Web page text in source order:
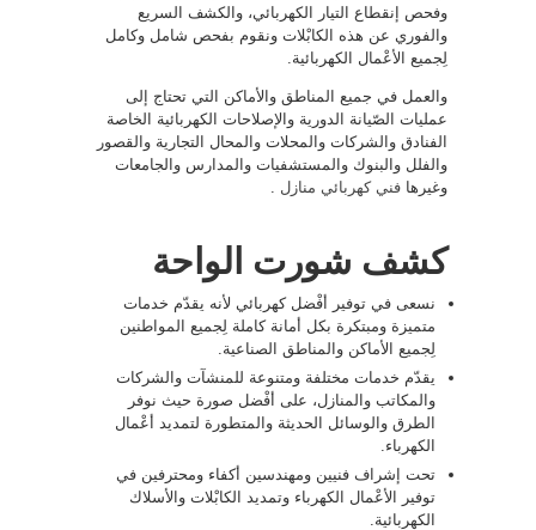
وفحص إنقطاع التيار الكهربائي، والكشف السريع
والفوري عن هذه الكابْلات ونقوم بفحص شامل وكامل
لِجميع الأعْمال الكهربائية.
والعمل في جميع المناطق والأماكن التي تحتاج إلى
عمليات الصّيانة الدورية والإصلاحات الكهربائية الخاصة
الفنادق والشركات والمحلات والمحال التجارية والقصور
والفلل والبنوك والمستشفيات والمدارس والجامعات
وغيرها فني كهربائي منازل
كشف شورت الواحة
نسعى في توفير أفْضل كهربائي لأنه يقدّم خدمات
متميزة ومبتكرة بكل أمانة كاملة لِجميع المواطنين
لِجميع الأماكن والمناطق الصناعية.
يقدّم خدمات مختلفة ومتنوعة للمنشآت والشركات
والمكاتب والمنازل، على أفْضل صورة حيث نوفر
الطرق والوسائل الحديثة والمتطورة لتمديد أعْمال
الكهرباء.
تحت إشراف فنيين ومهندسين أكفاء ومحترفين في
توفير الأعْمال الكهرباء وتمديد الكابْلات والأسلاك
الكهربائية.